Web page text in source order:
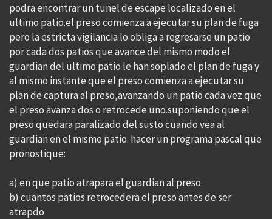
podra encontrar un tunel de escape localizado en el
ultimo patio.el preso comienza a ejecutar su plan de fuga
pero la estricta vigilancia lo obliga a regresarse un patio
por cada dos patios que avance.del mismo modo el
guardian del ultimo patio le han soplado el plan de fuga y
al mismo instante que el preso comienza a ejecutar su
plan de captura al preso,avanzando un patio cada vez que
el preso avanza dos o retrocede uno.suponiendo que el
preso quedara paralizado del susto cuando vea al
guardian en el mismo patio. hacer un programa pascal que
pronostique:
a) en que patio atrapara el guardian al preso.
b) cuantos patios retrocedera el preso antes de ser
atrapdo